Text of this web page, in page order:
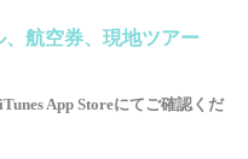
航空券、現地ツアー
App Storeにてご確認くだ